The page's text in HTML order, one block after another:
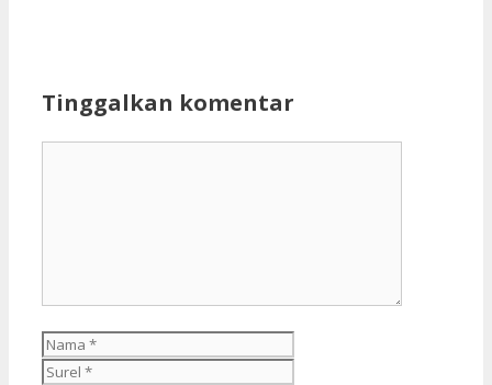
Tinggalkan komentar
Nama